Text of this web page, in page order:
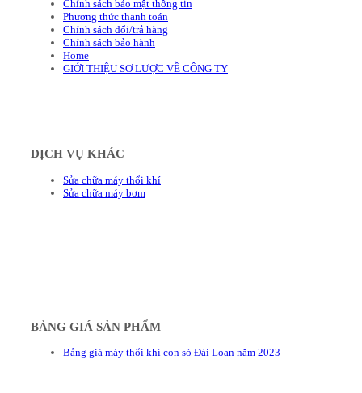
Chính sách bảo mật thông tin
Phương thức thanh toán
Chính sách đổi/trả hàng
Chính sách bảo hành
Home
GIỚI THIỆU SƠ LƯỢC VỀ CÔNG TY
DỊCH VỤ KHÁC
Sửa chữa máy thổi khí
Sửa chữa máy bơm
BẢNG GIÁ SẢN PHẨM
Bảng giá máy thổi khí con sò Đài Loan năm 2023